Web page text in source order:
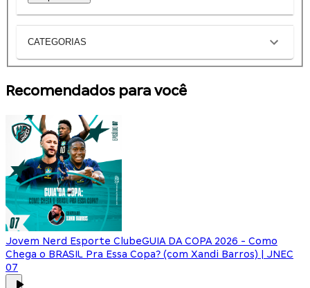
CATEGORIAS
Recomendados para você
Jovem Nerd Esporte ClubeGUIA DA COPA 2026 - Como
Chega o BRASIL Pra Essa Copa? (com Xandi Barros) | JNEC
07